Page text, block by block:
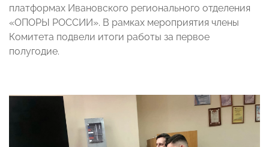
платформах Ивановского регионального отделения
«ОПОРЫ РОССИИ». В рамках мероприятия члены
Комитета подвели итоги работы за первое
полугодие.